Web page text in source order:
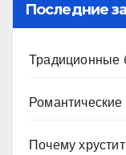
Последние
Традиционные
Почему